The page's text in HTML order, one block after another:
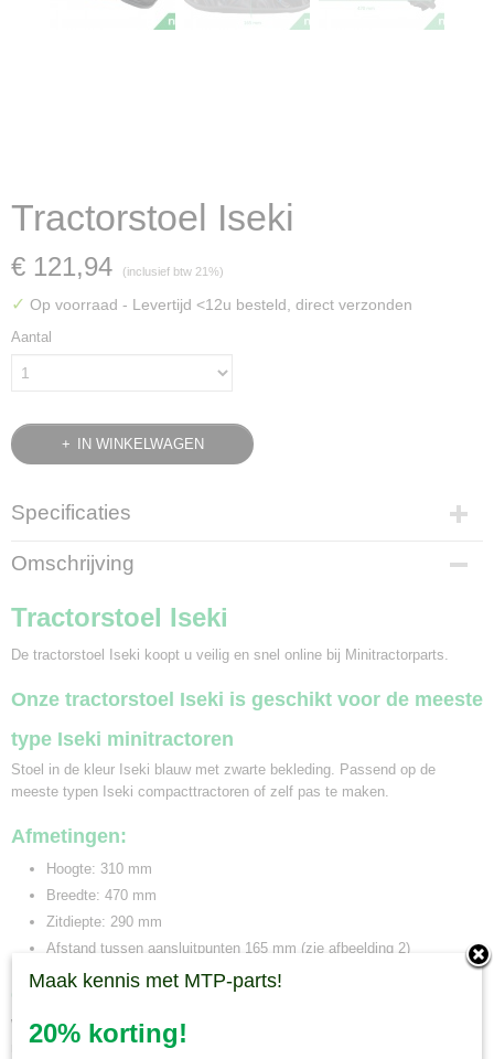
Tractorstoel Iseki
€ 121,94 (inclusief btw 21%)
✓ Op voorraad - Levertijd <12u besteld, direct verzonden
Aantal
IN WINKELWAGEN
Specificaties
Bruto gewicht
5,40 Kg
Omschrijving
Tractorstoel Iseki
De tractorstoel Iseki koopt u veilig en snel online bij Minitractorparts.
Onze tractorstoel Iseki is geschikt voor de meeste
type Iseki minitractoren
Stoel in de kleur Iseki blauw met zwarte bekleding. Passend op de
meeste typen Iseki compacttractoren of zelf pas te maken.
Afmetingen:
Hoogte: 310 mm
Breedte: 470 mm
Zitdiepte: 290 mm
Afstand tussen aansluitpunten 165 mm (zie afbeelding 2)
Gebruikmaken tractorstoel Iseki
Wanneer u gebruik gaat maken van de tractorstoel Iseki op uw Iseki
minitrekker is van belang om te kijken of deze geschikt is voor uw tractor.
Maak kennis met MTP-parts!
20% korting!